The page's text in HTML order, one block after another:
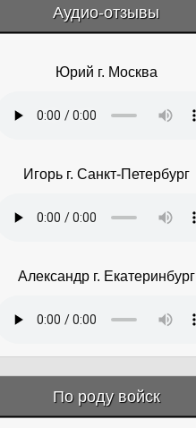
Аудио-отзывы
&amp;nbsp;
Юрий г. Москва
Игорь г. Санкт-Петербург
Александр г. Екатеринбург
По роду войск